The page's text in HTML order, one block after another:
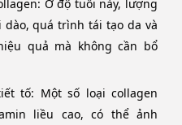
: Ở độ tuổi này, lượng
quá trình tái tạo da và
quả mà không cần bổ
tố: Một số loại collagen
liều cao, có thể ảnh